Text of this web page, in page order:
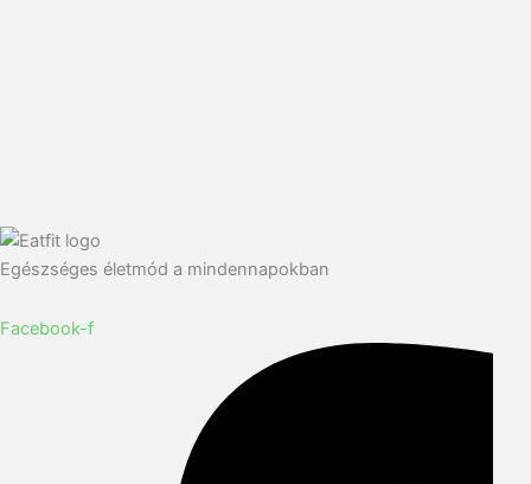
Egészséges életmód a mindennapokban
Facebook-f